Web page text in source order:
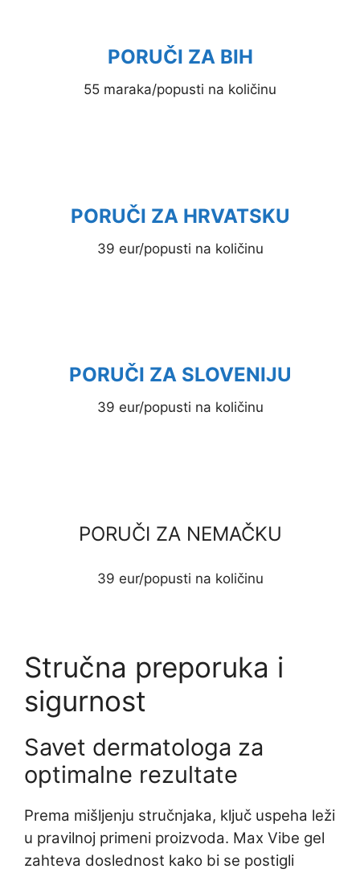
PORUČI ZA BIH
55 maraka/popusti na količinu
PORUČI ZA HRVATSKU
39 eur/popusti na količinu
PORUČI ZA SLOVENIJU
39 eur/popusti na količinu
PORUČI ZA NEMAČKU
39 eur/popusti na količinu
Stručna preporuka i
sigurnost
Savet dermatologa za
optimalne rezultate
Prema mišljenju stručnjaka, ključ uspeha leži
u pravilnoj primeni proizvoda. Max Vibe gel
zahteva doslednost kako bi se postigli